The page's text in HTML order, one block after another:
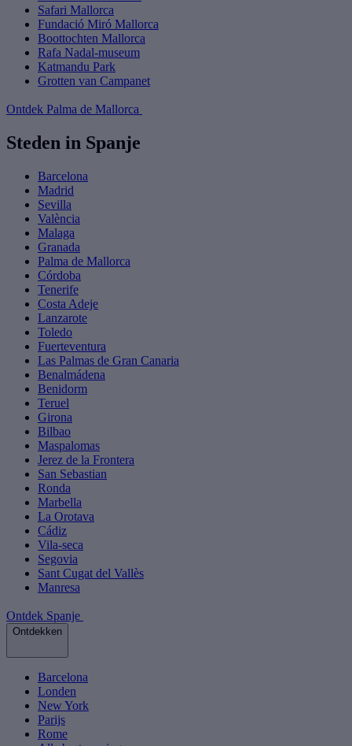
Safari Mallorca
Fundació Miró Mallorca
Boottochten Mallorca
Rafa Nadal-museum
Katmandu Park
Grotten van Campanet
Ontdek Palma de Mallorca
Steden in Spanje
Barcelona
Madrid
Sevilla
València
Malaga
Granada
Palma de Mallorca
Córdoba
Tenerife
Costa Adeje
Lanzarote
Toledo
Fuerteventura
Las Palmas de Gran Canaria
Benalmádena
Benidorm
Teruel
Girona
Bilbao
Maspalomas
Jerez de la Frontera
San Sebastian
Ronda
Marbella
La Orotava
Cádiz
Vila-seca
Segovia
Sant Cugat del Vallès
Manresa
Ontdek Spanje
Ontdekken
Barcelona
Londen
New York
Parijs
Rome